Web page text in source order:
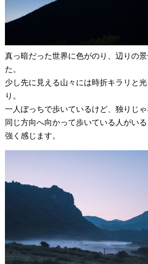
真っ暗だった世界に色がのり、辺りの
た。
少し先に見える山々には時折キラリと
り。
一人ぼっちで歩いているけど、独りじゃ
同じ方向へ向かって歩いている人がい
強く感じます。